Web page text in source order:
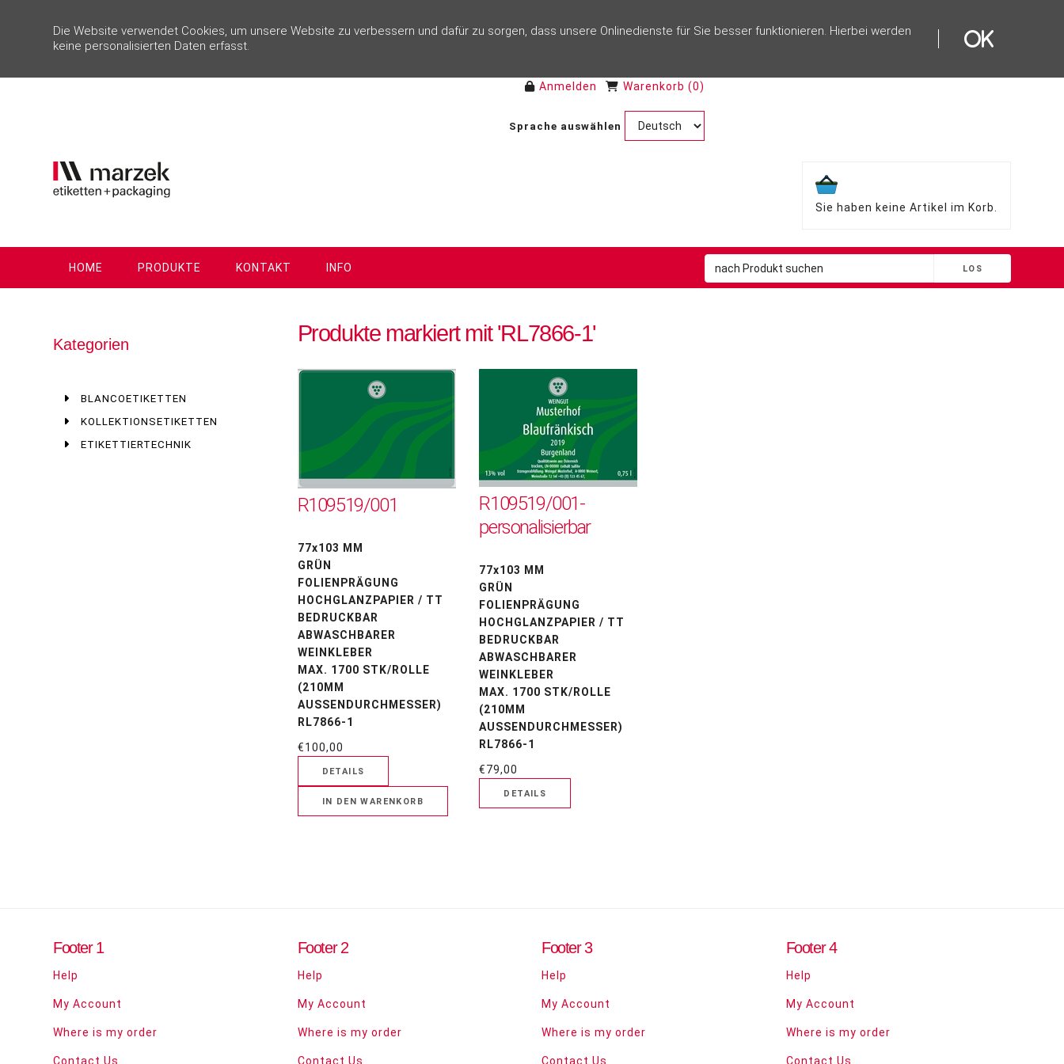
Die Website verwendet Cookies, um unsere Website zu verbessern und dafür zu sorgen, dass unsere Onlinedienste für Sie besser funktionieren. Hierbei werden
keine personalisierten Daten erfasst.
Anmelden Warenkorb (0)
Sprache auswählen
Sie haben keine Artikel im Korb.
HOME PRODUKTE KONTAKT INFO
Kategorien
BLANCOETIKETTEN
KOLLEKTIONSETIKETTEN
ETIKETTIERTECHNIK
Produkte markiert mit 'RL7866-1'
R109519/001
77x103 MM
GRÜN
FOLIENPRÄGUNG
HOCHGLANZPAPIER / TT
BEDRUCKBAR
ABWASCHBARER
WEINKLEBER
MAX. 1700 STK/ROLLE
(210MM
AUSSENDURCHMESSER)
RL7866-1
€100,00
R109519/001-
personalisierbar
77x103 MM
GRÜN
FOLIENPRÄGUNG
HOCHGLANZPAPIER / TT
BEDRUCKBAR
ABWASCHBARER
WEINKLEBER
MAX. 1700 STK/ROLLE
(210MM
AUSSENDURCHMESSER)
RL7866-1
€79,00
Footer 1
Help
My Account
Where is my order
Contact Us
Footer 2
Help
My Account
Where is my order
Contact Us
Footer 3
Help
My Account
Where is my order
Contact Us
Footer 4
Help
My Account
Where is my order
Contact Us